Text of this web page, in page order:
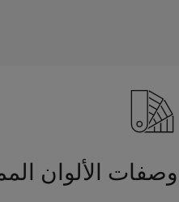
وصفات الألوان